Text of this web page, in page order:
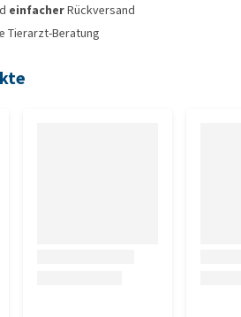
einfacherRückversand
Tierarzt-Beratung